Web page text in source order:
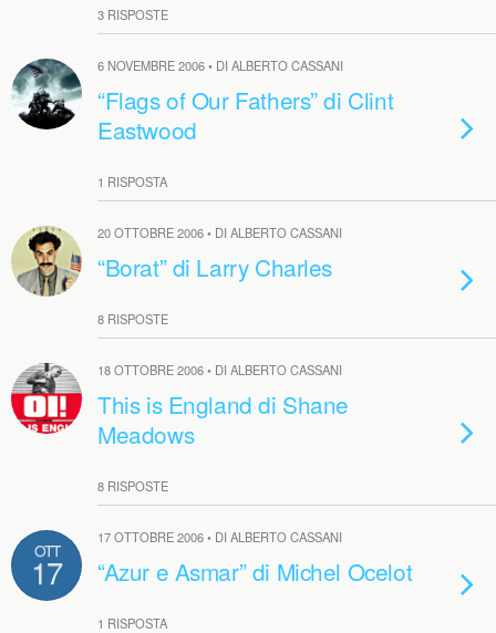
3 RISPOSTE
6 NOVEMBRE 2006 • DI ALBERTO CASSANI
“Flags of Our Fathers” di Clint
Eastwood
1 RISPOSTA
20 OTTOBRE 2006 • DI ALBERTO CASSANI
“Borat” di Larry Charles
8 RISPOSTE
18 OTTOBRE 2006 • DI ALBERTO CASSANI
This is England di Shane
Meadows
8 RISPOSTE
OTT
17
17 OTTOBRE 2006 • DI ALBERTO CASSANI
“Azur e Asmar” di Michel Ocelot
1 RISPOSTA